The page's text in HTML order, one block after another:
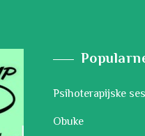
Psihoterapijske
Obuke